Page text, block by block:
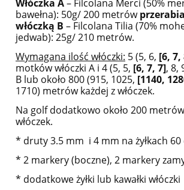
Włóczka A– Filcolana Merci (50%
bawełna): 50g/ 200 metrów
włóczką B – Filcolana Tilia (70%
jedwab): 25g/ 210 metrów.
Wymagana ilość włóczki: 5 (5, 6, [6, 7,
motków włóczki A i 4 (5, 5, [6, 7, 7], 8,
B lub około 800 (915, 1025, [1140,
1710) metrów każdej z włóczek.
Na golf dodatkowo około 200
włóczek.
* druty 3.5 mm i 4 mm na żyłkach 60
* 2 markery (boczne), 2 markery
* dodatkowe żyłki lub kawałki włóczki